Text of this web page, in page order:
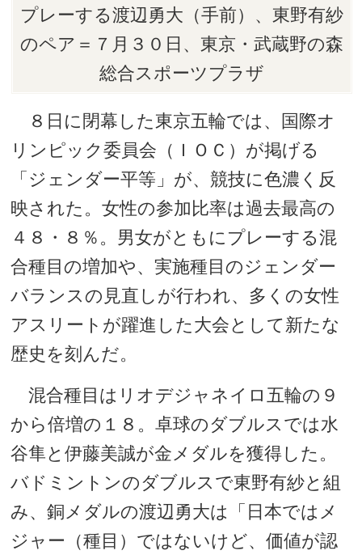
プレーする渡辺勇大（手前）、東野有紗
のペア＝７月３０日、東京・武蔵野の森
総合スポーツプラザ
８日に閉幕した東京五輪では、国際オ
リンピック委員会（ＩＯＣ）が掲げる
「ジェンダー平等」が、競技に色濃く反
映された。女性の参加比率は過去最高の
４８・８％。男女がともにプレーする混
合種目の増加や、実施種目のジェンダー
バランスの見直しが行われ、多くの女性
アスリートが躍進した大会として新たな
歴史を刻んだ。
混合種目はリオデジャネイロ五輪の９
から倍増の１８。卓球のダブルスでは水
谷隼と伊藤美誠が金メダルを獲得した。
バドミントンのダブルスで東野有紗と組
み、銅メダルの渡辺勇大は「日本ではメ
ジャー（種目）ではないけど、価値が認